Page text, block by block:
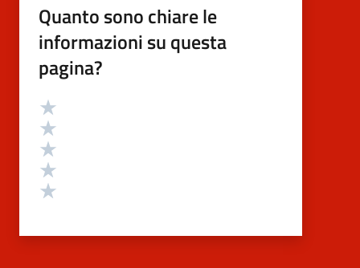
Quanto sono chiare le
informazioni su questa
pagina?
Valutazione